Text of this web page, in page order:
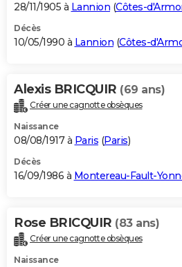
28/11/1905 à Lannion (Côtes-
Décès
10/05/1990 à Lannion (Côtes-
Alexis BRICQUIR (69 ans)
Créer une cagnotte obsèques
Naissance
08/08/1917 à Paris (Paris)
Décès
16/09/1986 à Montereau-Fault-
Rose BRICQUIR (83 ans)
Créer une cagnotte obsèques
Naissance